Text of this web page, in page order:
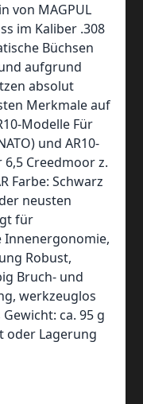
von MAGPUL
im Kaliber .308
Büchsen
aufgrund
absolut
Merkmale auf
Modelle Für
und AR10-
Creedmoor z.
Farbe: Schwarz
neusten
für
Innenergonomie,
Robust,
Bruch- und
werkzeuglos
ca. 95 g
oder Lagerung